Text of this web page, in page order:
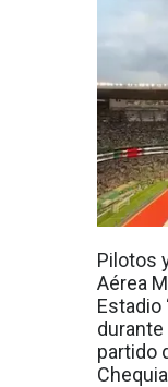
Pilotos
Aérea
Estadio
durante
partido
Chequia